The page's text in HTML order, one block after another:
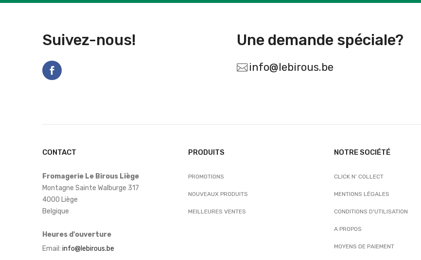
Suivez-nous! Une demande spéciale?
info@lebirous.be
CONTACT
Fromagerie Le Birous Liège
Montagne Sainte Walburge 317
4000 Liège
Belgique
Heures d'ouverture
Email: info@lebirous.be
PRODUITS
PROMOTIONS
NOUVEAUX PRODUITS
MEILLEURES VENTES
NOTRE SOCIÉTÉ
CLICK N’ COLLECT
MENTIONS LÉGALES
CONDITIONS D'UTILISATION
A PROPOS
MOYENS DE PAIEMENT